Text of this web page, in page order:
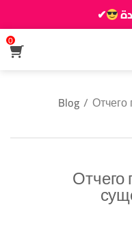
✔
0
Blog /
Отчего